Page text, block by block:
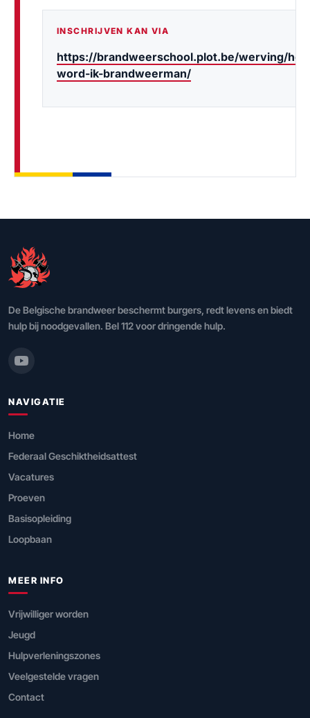
INSCHRIJVEN KAN VIA
https://brandweerschool.plot.be/werving/
word-ik-brandweerman/
De Belgische brandweer beschermt burgers, redt levens en biedt
hulp bij noodgevallen. Bel 112 voor dringende hulp.
NAVIGATIE
Home
Federaal Geschiktheidsattest
Vacatures
Proeven
Basisopleiding
Loopbaan
MEER INFO
Vrijwilliger worden
Jeugd
Hulpverleningszones
Veelgestelde vragen
Contact